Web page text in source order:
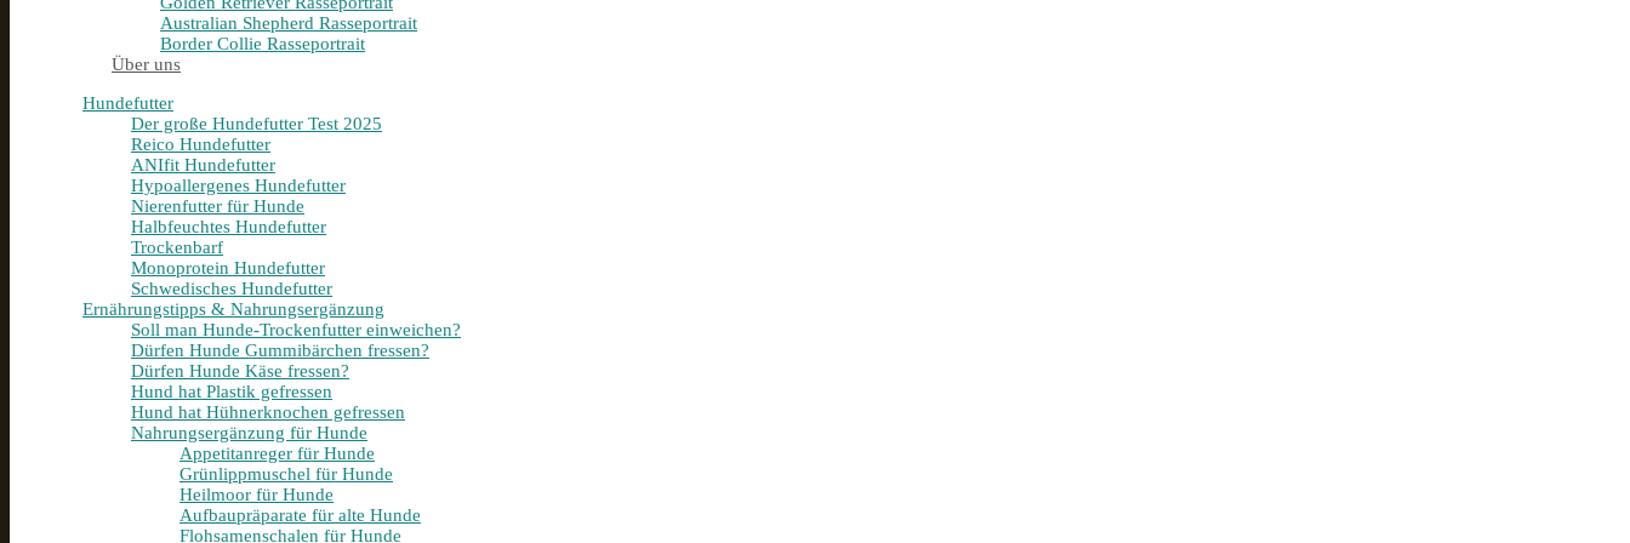
Australian Shepherd Rasseportrait
Border Collie Rasseportrait
Über uns
Hundefutter
Der große Hundefutter Test 2025
Reico Hundefutter
ANIfit Hundefutter
Hypoallergenes Hundefutter
Nierenfutter für Hunde
Halbfeuchtes Hundefutter
Trockenbarf
Monoprotein Hundefutter
Schwedisches Hundefutter
Ernährungstipps & Nahrungsergänzung
Soll man Hunde-Trockenfutter einweichen?
Dürfen Hunde Gummibärchen fressen?
Dürfen Hunde Käse fressen?
Hund hat Plastik gefressen
Hund hat Hühnerknochen gefressen
Nahrungsergänzung für Hunde
Appetitanreger für Hunde
Grünlippmuschel für Hunde
Heilmoor für Hunde
Aufbaupräparate für alte Hunde
Flohsamenschalen für Hunde